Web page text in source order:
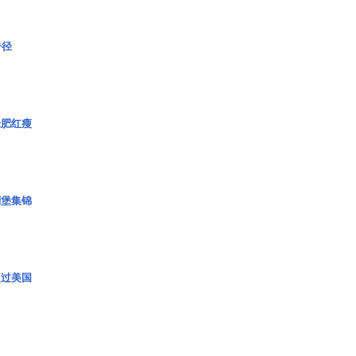
红瘦
集锦
美国